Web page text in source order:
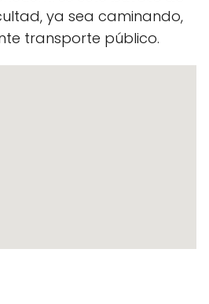
ya sea caminando,
transporte público.